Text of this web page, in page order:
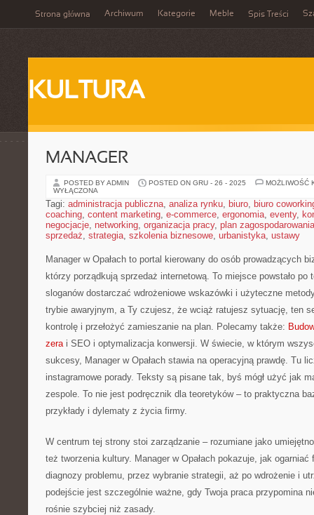
Strona główna Archiwum Kategorie Meble Spis Treści
KULTURA
MANAGER
POSTED BY ADMIN POSTED ON GRU - 26 - 2025
MOŻLIWOŚĆ
WYŁĄCZONA
Tagi: administracja publiczna, analiza rynku, biuro, biuro
coaching, content marketing, e-commerce, ergonomia, eventy,
negocjacje, networking, organizacja pracy, plan zagospodarowania
sprzedaż, strategia, szkolenia biznesowe, urbanistyka, ustawy
Manager w Opałach to portal kierowany do osób prowadzących
którzy porządkują sprzedaż internetową. To miejsce powstało
sloganów dostarczać wdrożeniowe wskazówki i użyteczne
trybie awaryjnym, a Ty czujesz, że wciąż ratujesz sytuację, ten
kontrolę i przełożyć zamieszanie na plan. Polecamy także:
zerai SEO i optymalizacja konwersji. W świecie, w którym
sukcesy, Manager w Opałach stawia na operacyjną prawdę. Tu
instagramowe porady. Teksty są pisane tak, byś mógł użyć jak
zespole. To nie jest podręcznik dla teoretyków – to praktyczna
przykłady i dylematy z życia firmy.
W centrum tej strony stoi zarządzanie – rozumiane jako
też tworzenia kultury. Manager w Opałach pokazuje, jak
diagnozy problemu, przez wybranie strategii, aż po wdrożenie i
podejście jest szczególnie ważne, gdy Twoja praca przypomina
rośnie szybciej niż zasady.